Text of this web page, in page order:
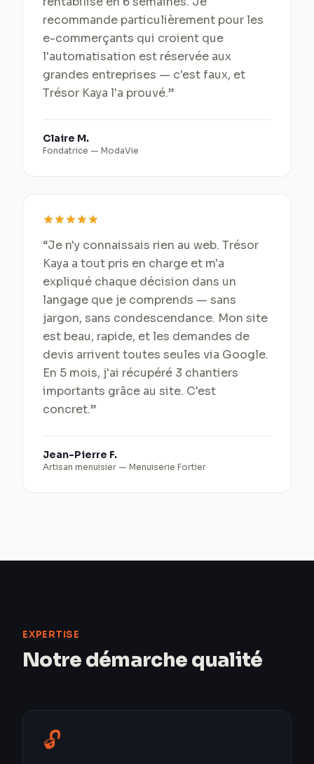
recommande particulièrement pour les
e-commerçants qui croient que
l'automatisation est réservée aux
grandes entreprises — c'est faux, et
Trésor Kaya l'a prouvé.”
Claire M.
Fondatrice — ModaVie
“Je n'y connaissais rien au web. Trésor
Kaya a tout pris en charge et m'a
expliqué chaque décision dans un
langage que je comprends — sans
jargon, sans condescendance. Mon site
est beau, rapide, et les demandes de
devis arrivent toutes seules via Google.
En 5 mois, j'ai récupéré 3 chantiers
importants grâce au site. C'est
concret.”
Jean-Pierre F.
Artisan menuisier — Menuiserie Fortier
EXPERTISE
Notre démarche qualité
🔓